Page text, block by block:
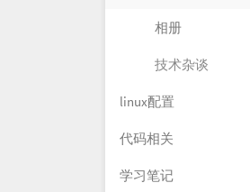
相册
技术杂谈
linux配置
代码相关
学习笔记